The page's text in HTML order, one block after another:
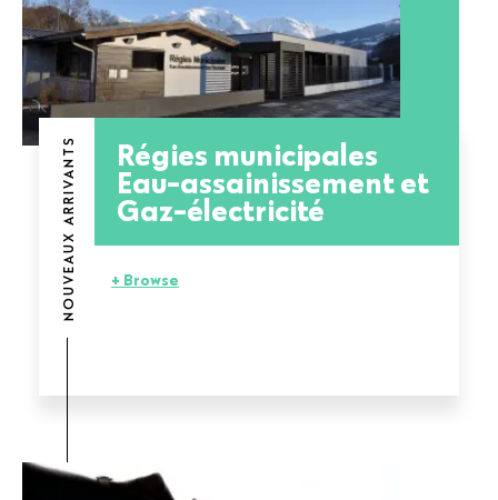
NOUVEAUX ARRIVANTS Régies municipales
Eau-assainissement et
Gaz-électricité
+ Browse